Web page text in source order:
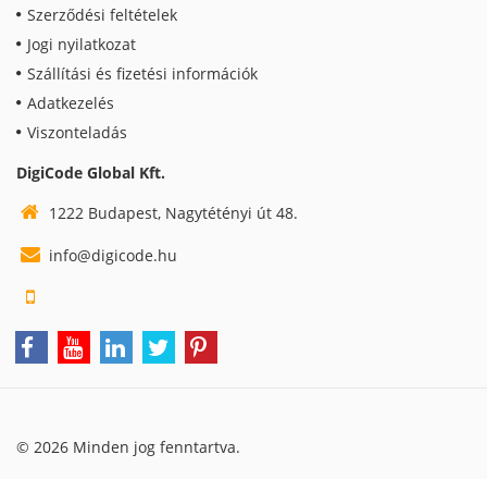
Szerződési feltételek
Jogi nyilatkozat
Szállítási és fizetési információk
Adatkezelés
Viszonteladás
DigiCode Global Kft.
1222 Budapest, Nagytétényi út 48.
info@digicode.hu
© 2026 Minden jog fenntartva.